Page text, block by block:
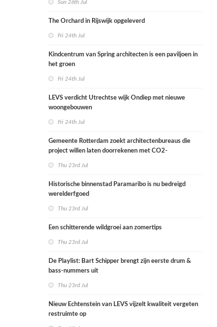
Sun 26th Jul
The Orchard in Rijswijk opgeleverd
Fri 24th Jul
Kindcentrum van Spring architecten is een paviljoen in
het groen
Fri 24th Jul
LEVS verdicht Utrechtse wijk Ondiep met nieuwe
woongebouwen
Fri 24th Jul
Gemeente Rotterdam zoekt architectenbureaus die
project willen laten doorrekenen met CO2-
Thu 23rd Jul
Historische binnenstad Paramaribo is nu bedreigd
werelderfgoed
Thu 23rd Jul
Een schitterende wildgroei aan zomertips
Thu 23rd Jul
De Playlist: Bart Schipper brengt zijn eerste drum &
bass-nummers uit
Thu 23rd Jul
Nieuw Echtenstein van LEVS vijzelt kwaliteit vergeten
restruimte op